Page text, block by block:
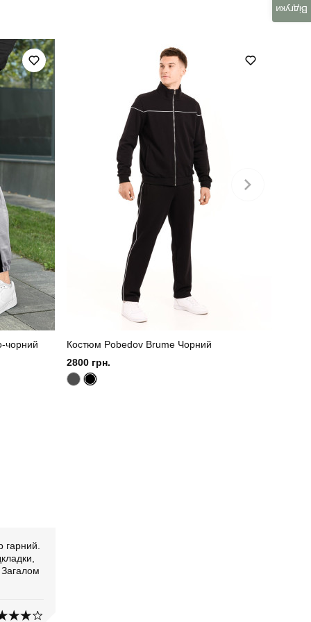
темно-сірий
чорний
Костюм Pobedov Brume Чорний
2800 грн.
Відгуки
гарний.